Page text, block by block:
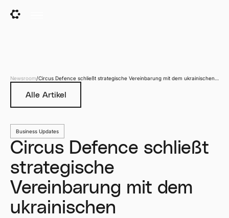
Newsroom/Circus Defence schließt strategische Vereinbarung mit dem ukrainischen
Capital
Alle Artikel
Business Updates
Circus Defence schließt
strategische
Vereinbarung mit dem
ukrainischen